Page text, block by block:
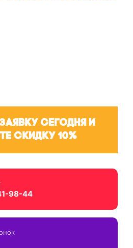
сегодня и
скидку 10%
98-44